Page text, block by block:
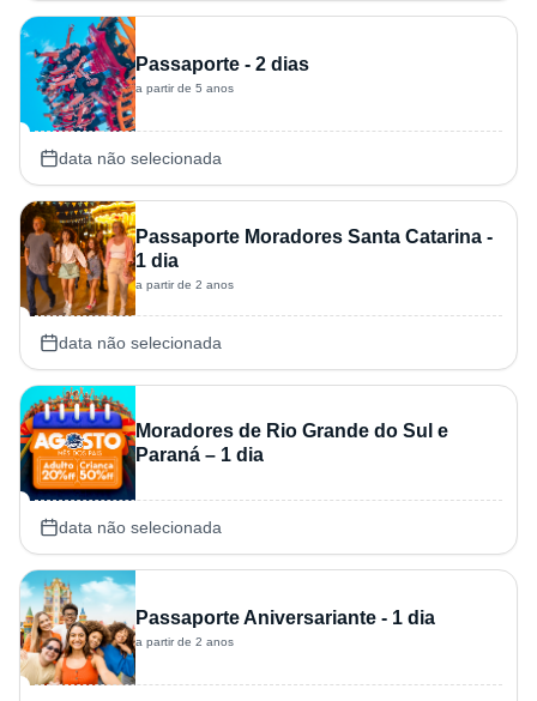
Passaporte - 2 dias
a partir de 5 anos
data não selecionada
Passaporte Moradores Santa Catarina -
1 dia
a partir de 2 anos
data não selecionada
Moradores de Rio Grande do Sul e
Paraná – 1 dia
data não selecionada
Passaporte Aniversariante - 1 dia
a partir de 2 anos